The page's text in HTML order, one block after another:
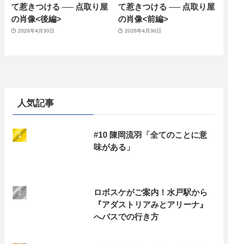
て惹きつける ── 点取り屋
の肖像<後編>
2026年4月30日
て惹きつける ── 点取り屋
の肖像<前編>
2026年4月30日
人気記事
#10 陳岡流羽「全てのことに意
味がある」
ロボスケがご案内！水戸駅から
『アダストリアみとアリーナ』
へバスでの行き方